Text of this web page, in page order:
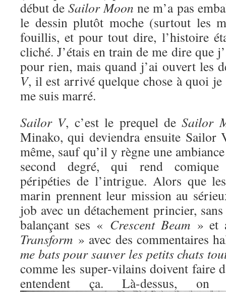
début deSailor Moon ne m’a pas
le dessin plutôt moche (surtout les
fouillis, et pour tout dire, l’histoire
cliché. J’étais en train de me dire que
pour rien, mais quand j’ai ouvert les
V, il est arrivé quelque chose à quoi je
me suis marré.
Sailor V, c’est le prequel deSailor
Minako, qui deviendra ensuite Sailor
même, sauf qu’il y règne une
second degré, qui rend comique
péripéties de l’intrigue. Alors que
marin prennent leur mission au
job avec un détachement princier,
balançant ses « Crescent Beam» et
Transform » avec des commentaires
me bats pour sauver les petits chats
comme les super-vilains doivent faire
entendent ça. Là-dessus,